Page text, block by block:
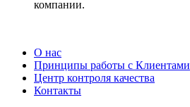
компании.
О нас
Принципы работы с Клиентами
Центр контроля качества
Контакты